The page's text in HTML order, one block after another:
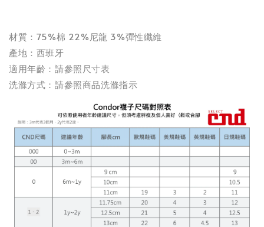
材質：75%棉 22%尼龍 3%彈性纖維
產地：西班牙
適用年齡：請參照尺寸表
洗滌方式：請參照商品洗滌指示